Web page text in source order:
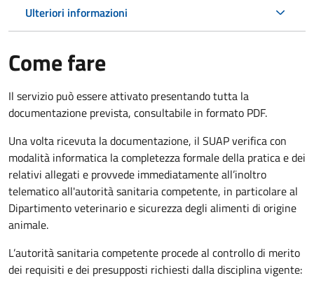
Ulteriori informazioni
Come fare
Il servizio può essere attivato presentando tutta la
documentazione prevista, consultabile in formato PDF.
Una volta ricevuta la documentazione, il SUAP verifica con
modalità informatica la completezza formale della pratica e dei
relativi allegati e provvede immediatamente all’inoltro
telematico all'autorità sanitaria competente, in particolare al
Dipartimento veterinario e sicurezza degli alimenti di origine
animale.
L’autorità sanitaria competente procede al controllo di merito
dei requisiti e dei presupposti richiesti dalla disciplina vigente: